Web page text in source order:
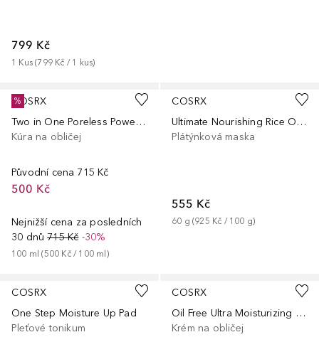
799 Kč
1 Kus (799 Kč / 1 kus)
COSRX
Two in One Poreless Power Liquid
Kúra na obličej
Původní cena 715 Kč
500 Kč
Nejnižší cena za posledních
30 dnů 715 Kč-30%
100 ml (500 Kč / 100 ml )
%
COSRX
Ultimate Nourishing Rice Overnight Spa Mask
Plátýnková maska
555 Kč
60 g (925 Kč / 100 g)
COSRX
One Step Moisture Up Pad
Pleťové tonikum
COSRX
Oil Free Ultra Moisturizing Lotion
Krém na obličej